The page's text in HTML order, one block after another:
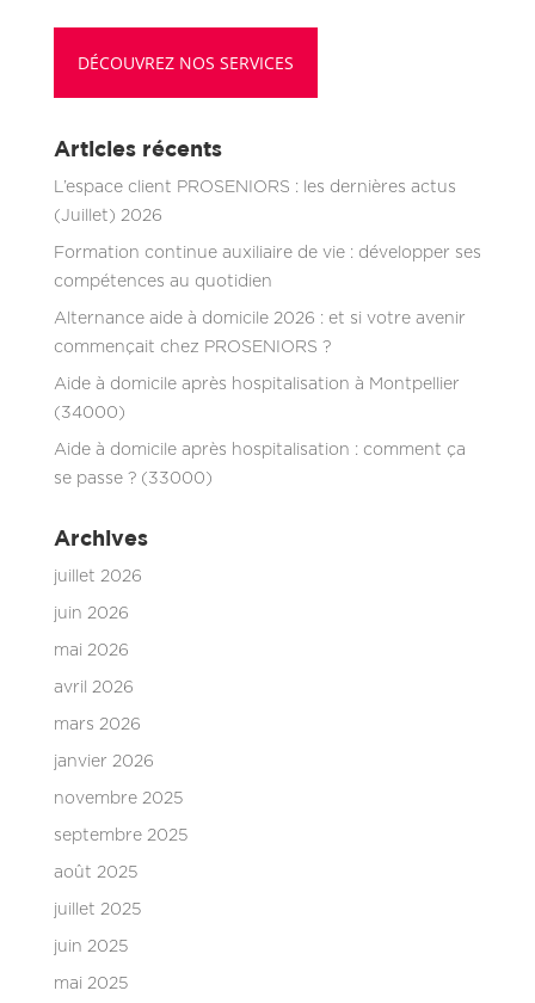
DÉCOUVREZ NOS SERVICES
Articles récents
L’espace client PROSENIORS : les dernières actus
(Juillet) 2026
Formation continue auxiliaire de vie : développer ses
compétences au quotidien
Alternance aide à domicile 2026 : et si votre avenir
commençait chez PROSENIORS ?
Aide à domicile après hospitalisation à Montpellier
(34000)
Aide à domicile après hospitalisation : comment ça
se passe ? (33000)
Archives
juillet 2026
juin 2026
mai 2026
avril 2026
mars 2026
janvier 2026
novembre 2025
septembre 2025
août 2025
juillet 2025
juin 2025
mai 2025